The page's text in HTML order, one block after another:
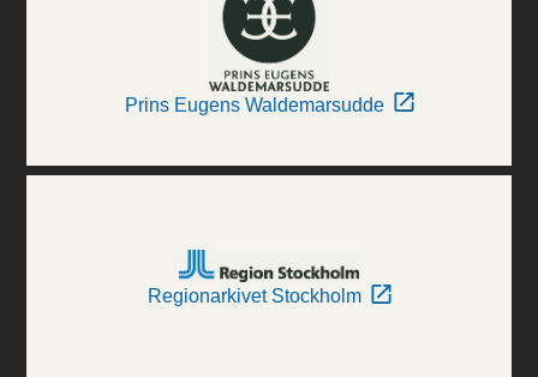
Prins Eugens Waldemarsudde
Regionarkivet Stockholm